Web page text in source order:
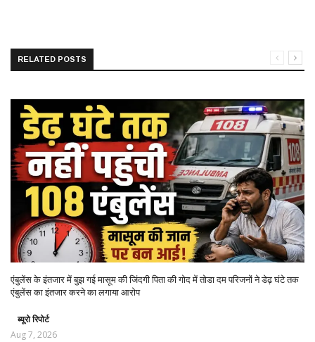
RELATED POSTS
एंबुलेंस के इंतजार में बुझ गई मासूम की जिंदगी पिता की गोद में तोडा दम परिजनों ने डेढ़ घंटे तक
एंबुलेंस का इंतजार करने का लगाया आरोप
ब्यूरो रिपोर्ट
Aug 7, 2026